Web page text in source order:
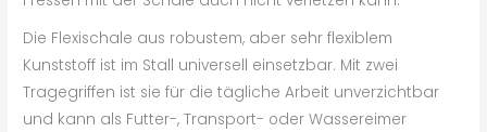
Die Flexischale aus robustem, aber sehr flexiblem
Kunststoff ist im Stall universell einsetzbar. Mit zwei
Tragegriffen ist sie für die tägliche Arbeit unverzichtbar
und kann als Futter-, Transport- oder Wassereimer